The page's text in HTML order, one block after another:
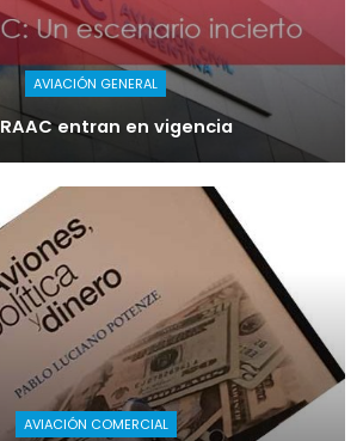
AVIACIÓN GENERAL
entran en vigencia
AVIACIÓN COMERCIAL